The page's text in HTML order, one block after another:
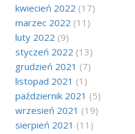
kwiecień 2022 (17)
marzec 2022 (11)
luty 2022 (9)
styczeń 2022 (13)
grudzień 2021 (7)
listopad 2021 (1)
październik 2021 (5)
wrzesień 2021 (19)
sierpień 2021 (11)